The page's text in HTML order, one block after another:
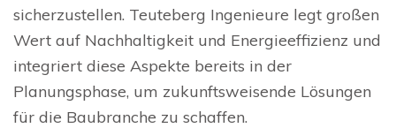
sicherzustellen. Teuteberg Ingenieure legt großen
Wert auf Nachhaltigkeit und Energieeffizienz und
integriert diese Aspekte bereits in der
Planungsphase, um zukunftsweisende Lösungen
für die Baubranche zu schaffen.